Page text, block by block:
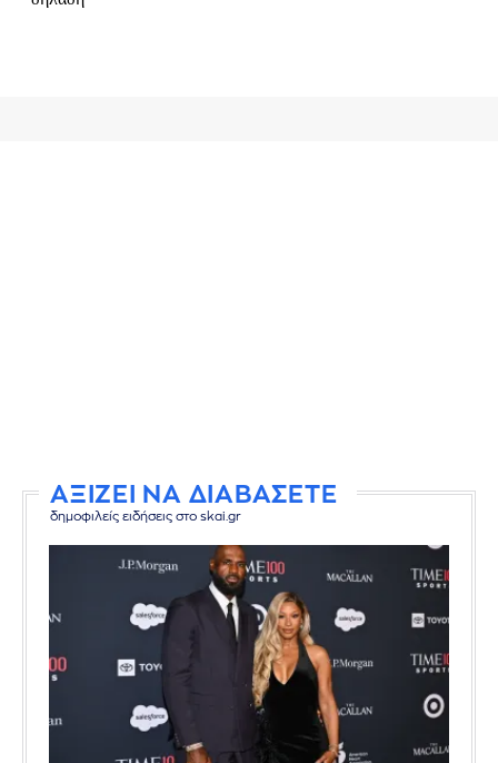
ΑΞΙΖΕΙ ΝΑ ΔΙΑΒΑΣΕΤΕ
δημοφιλείς ειδήσεις στο skai.gr